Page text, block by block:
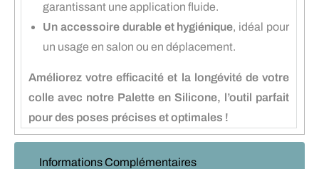
Informations Complémentaires
garantissant une application fluide.
Un accessoire durable et hygiénique, idéal pour
un usage en salon ou en déplacement.
Améliorez votre efficacité et la longévité de votre
colle avec notre Palette en Silicone, l’outil parfait
pour des poses précises et optimales !